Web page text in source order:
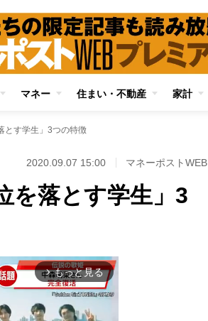
マネー 住まい・不動産 家計
とす学生」3つの特徴
2020.09.07 15:00 マネーポストWEB
を落とす学生」3
arrow_forward_ios もっと見る